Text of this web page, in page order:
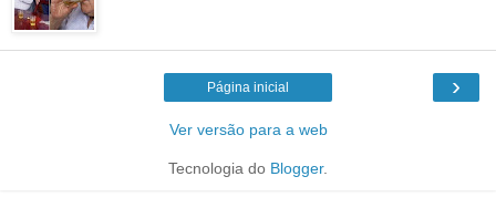
›
Página inicial
Ver versão para a web
Tecnologia do Blogger.